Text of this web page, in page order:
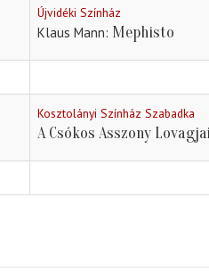
Újvidéki Színház
Klaus Mann Mephisto
Kosztolányi Színház Szabadka
A Csókos Asszony